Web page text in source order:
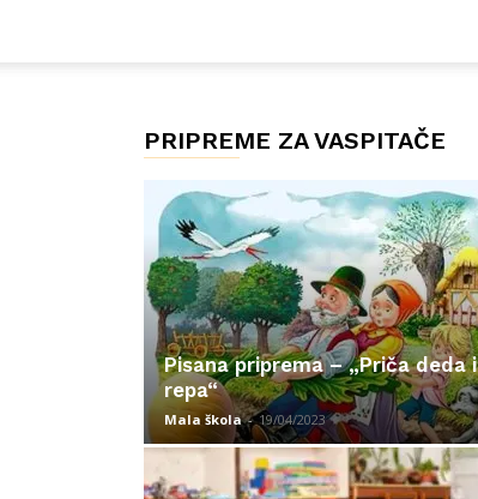
PRIPREME ZA VASPITAČE
Pisana priprema – „Priča deda i
repa“
Mala škola - 19/04/2023